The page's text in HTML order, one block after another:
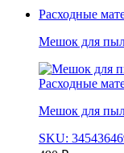
Расходные
Мешок для
Расходные
Мешок для
SKU: